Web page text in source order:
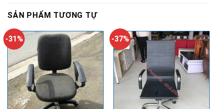
SẢN PHẨM TƯƠNG TỰ
-31% -37%